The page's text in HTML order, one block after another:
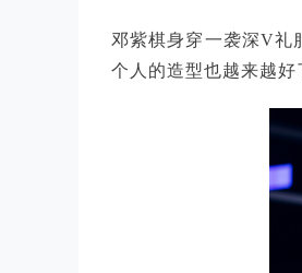
邓紫棋身穿一袭深V礼
个人的造型也越来越好